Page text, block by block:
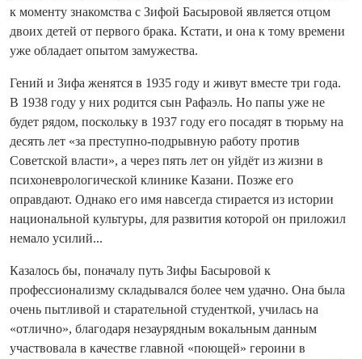
к моменту знакомства с Зифой Басыровой является отцом
двоих детей от первого брака. Кстати, и она к тому времени
уже обладает опытом замужества.
Гений и Зифа женятся в 1935 году и живут вместе три года.
В 1938 году у них родится сын Рафаэль. Но папы уже не
будет рядом, поскольку в 1937 году его посадят в тюрьму на
десять лет «за преступно‑подрывную работу против
Советской власти», а через пять лет он уйдёт из жизни в
психоневрологической клинике Казани. Позже его
оправдают. Однако его имя навсегда стирается из истории
национальной культуры, для развития которой он приложил
немало усилий...
Казалось бы, поначалу путь Зифы Басыровой к
профессионализму складывался более чем удачно. Она была
очень пытливой и старательной студенткой, училась на
«отлично», благодаря незаурядным вокальным данным
участвовала в качестве главной «поющей» героини в